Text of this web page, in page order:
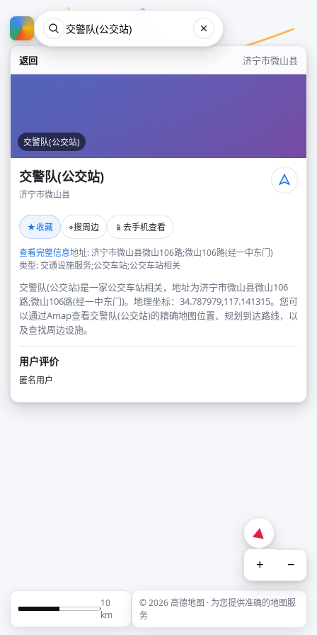
返回 济宁市微山县
交警队(公交站)
交警队(公交站)
济宁市微山县
★收藏 ⌖搜周边 📱 去手机查看
查看完整信息地址: 济宁市微山县微山106路;微山106路(经一中东门)
类型: 交通设施服务;公交车站;公交车站相关
交警队(公交站)是一家公交车站相关，地址为济宁市微山县微山106
路;微山106路(经一中东门)。地理坐标：34.787979,117.141315。您可
以通过Amap查看交警队(公交站)的精确地图位置、规划到达路线，以
及查找周边设施。
用户评价
匿名用户
+ −
10
km
© 2026 高德地图 · 为您提供准确的地图服
务